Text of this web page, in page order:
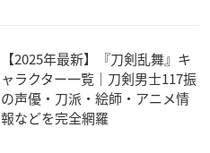
【2025年最新】『刀剣乱舞』キ
ャラクター一覧｜刀剣男士117振
の声優・刀派・絵師・アニメ情
報などを完全網羅